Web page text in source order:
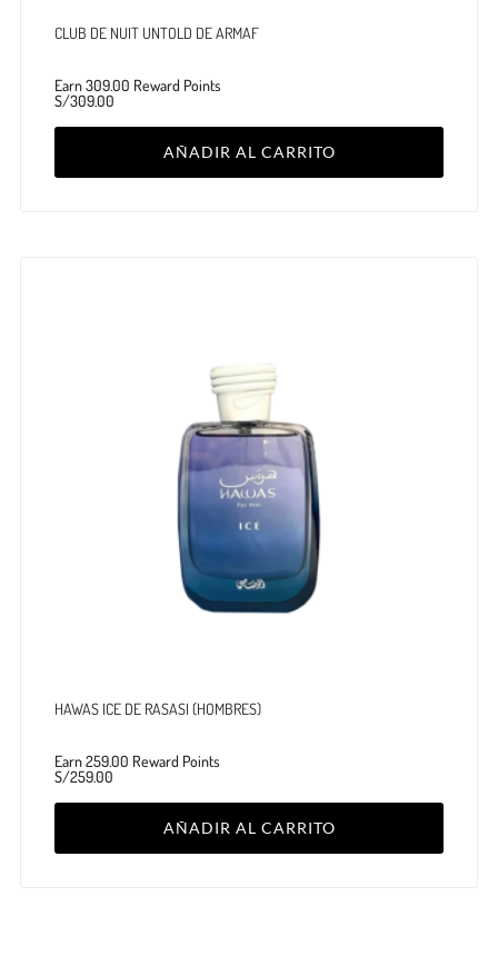
CLUB DE NUIT UNTOLD DE ARMAF
Earn 309.00 Reward Points
S/309.00
AÑADIR AL CARRITO
HAWAS ICE DE RASASI (HOMBRES)
Earn 259.00 Reward Points
S/259.00
AÑADIR AL CARRITO